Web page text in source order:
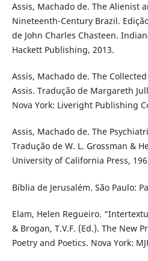
Assis, Machado de. The Alienist
Nineteenth-Century Brazil.
de John Charles Chasteen.
Hackett Publishing, 2013.
Assis, Machado de. The
Assis. Tradução de Margareth
Nova York: Liveright Publishing
Assis, Machado de. The
Tradução de W. L. Grossman &
University of California Press,
Bíblia de Jerusalém. São Paulo:
Elam, Helen Regueiro.
& Brogan, T.V.F. (Ed.). The New
Poetry and Poetics. Nova York: